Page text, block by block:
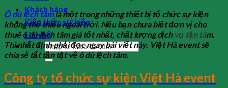
Khách hàng
Kiến thức sự kiện
Liên hệ
Ô dù lệch tâmlà một trong những thiết bị tổ chức sự kiện
không thể thiếu ngoài trời. Nếu bạn chưa biết đơn vị cho
thuê ô dù lệch tâm giá tốt nhất, chất lượng dịch vụ tận tâm.
Thì nhất định phải đọc ngay bài viết này. Việt Hà event sẽ
chia sẻ tất tần tật về ô dù lệch tâm.
Công ty tổ chức sự kiện Việt Hà event